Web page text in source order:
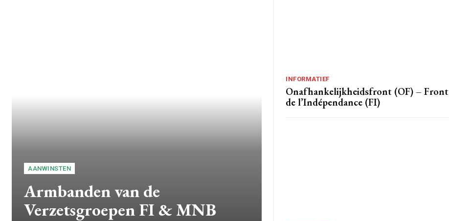
AANWINSTEN
Armbanden van de
Verzetsgroepen FI & MNB
INFORMATIEF
Onafhankelijkheidsfront (OF) – Front
de l’Indépendance (FI)